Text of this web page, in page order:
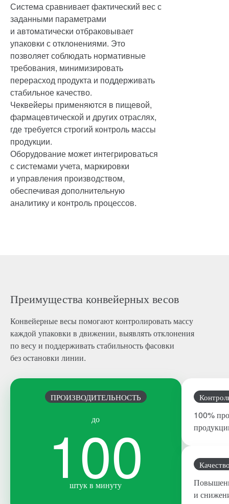
Система сравнивает фактический вес с
заданными параметрами
и автоматически отбраковывает
упаковки с отклонениями. Это
позволяет соблюдать нормативные
требования, минимизировать
перерасход продукта и поддерживать
стабильное качество.
Чеквейеры применяются в пищевой,
фармацевтической и других отраслях,
где требуется строгий контроль массы
продукции.
Оборудование может интегрироваться
с системами учета, маркировки
и управления производством,
обеспечивая дополнительную
аналитику и контроль процессов.
Преимущества конвейерных весов
Конвейерные весы помогают контролировать массу
каждой упаковки в движении, выявлять отклонения
по весу и поддерживать стабильность фасовки
без остановки линии.
ПРОИЗВОДИТЕЛЬНОСТЬ
до
100
штук в минуту
100%
и